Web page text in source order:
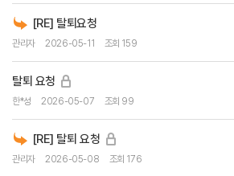
[RE] 탈퇴요청
관리자 2026-05-11 조회 159
탈퇴 요청
한*성 2026-05-07 조회 99
[RE] 탈퇴 요청
관리자 2026-05-08 조회 176